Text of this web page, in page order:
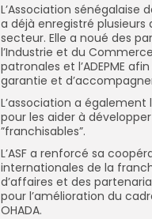
L’Association
a déjà enregistré
secteur. Elle a noué des
l’Industrie et du
patronales et l’ADEPME
garantie et
L’association a également
pour les aider à
”franchisables”.
L’ASF a renforcé sa
internationales de la
d’affaires et des
pour l’amélioration du
OHADA.